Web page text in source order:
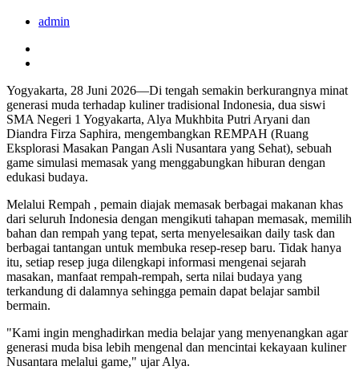
admin
Yogyakarta, 28 Juni 2026—Di tengah semakin berkurangnya minat
generasi muda terhadap kuliner tradisional Indonesia, dua siswi
SMA Negeri 1 Yogyakarta, Alya Mukhbita Putri Aryani dan
Diandra Firza Saphira, mengembangkan REMPAH (Ruang
Eksplorasi Masakan Pangan Asli Nusantara yang Sehat), sebuah
game simulasi memasak yang menggabungkan hiburan dengan
edukasi budaya.
Melalui Rempah , pemain diajak memasak berbagai makanan khas
dari seluruh Indonesia dengan mengikuti tahapan memasak, memilih
bahan dan rempah yang tepat, serta menyelesaikan daily task dan
berbagai tantangan untuk membuka resep-resep baru. Tidak hanya
itu, setiap resep juga dilengkapi informasi mengenai sejarah
masakan, manfaat rempah-rempah, serta nilai budaya yang
terkandung di dalamnya sehingga pemain dapat belajar sambil
bermain.
"Kami ingin menghadirkan media belajar yang menyenangkan agar
generasi muda bisa lebih mengenal dan mencintai kekayaan kuliner
Nusantara melalui game," ujar Alya.